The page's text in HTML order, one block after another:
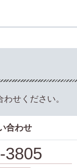
せください。
合わせ
3805